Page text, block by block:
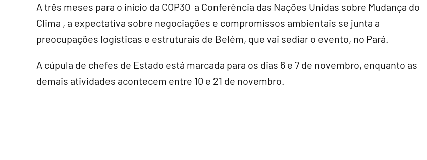
A três meses para o início da COP30 a Conferência das Nações Unidas sobre Mudança do
Clima , a expectativa sobre negociações e compromissos ambientais se junta a
preocupações logísticas e estruturais de Belém, que vai sediar o evento, no Pará.
A cúpula de chefes de Estado está marcada para os dias 6 e 7 de novembro, enquanto as
demais atividades acontecem entre 10 e 21 de novembro.